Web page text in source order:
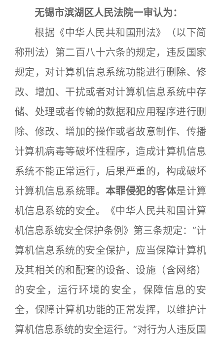
无锡市滨湖区人民法院一审认为：
根据《中华人民共和国刑法》（以下简
称刑法）第二百八十六条的规定，违反国家
规定，对计算机信息系统功能进行删除、修
改、增加、干扰或者对计算机信息系统中存
储、处理或者传输的数据和应用程序进行删
除、修改、增加的操作或者故意制作、传播
计算机病毒等破坏性程序，造成计算机信息
系统不能正常运行，后果严重的，构成破坏
计算机信息系统罪。 本罪侵犯的客体是计算
机信息系统的安全。《中华人民共和国计算
机信息系统安全保护条例》第三条规定：“计
算机信息系统的安全保护，应当保障计算机
及其相关的和配套的设备、设施（含网络）
的安全，运行环境的安全，保障信息的安
全，保障计算机功能的正常发挥，以维护计
算机信息系统的安全运行。”对行为人违反国